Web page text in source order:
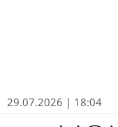
29.07.2026 | 18:04